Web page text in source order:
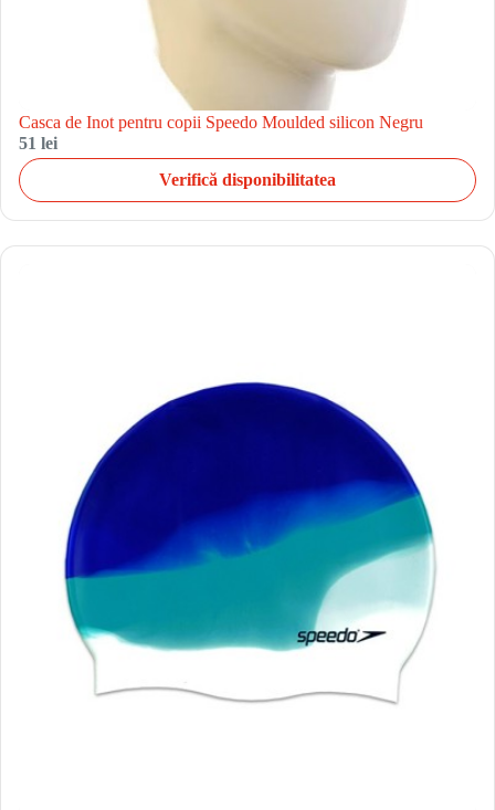
Casca de Inot pentru copii Speedo Moulded silicon Negru
51 lei
Verifică disponibilitatea